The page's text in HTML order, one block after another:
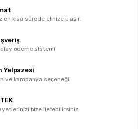
en kısa sürede elinize ulaşır.
ödeme sistemi
Yelpazesi
ve kampanya seçeneği
bize iletebilirsiniz.